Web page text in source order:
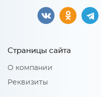
Количество упаковок: 1
Страницы сайта
О компании
Реквизиты